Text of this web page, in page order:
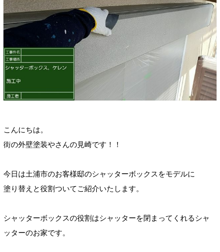
こんにちは。
街の外壁塗装やさんの見崎です！！
今日は土浦市のお客様邸のシャッターボックスをモデルに
塗り替えと役割ついてご紹介いたします。
シャッターボックスの役割はシャッターを閉まってくれるシャ
ッターのお家です。